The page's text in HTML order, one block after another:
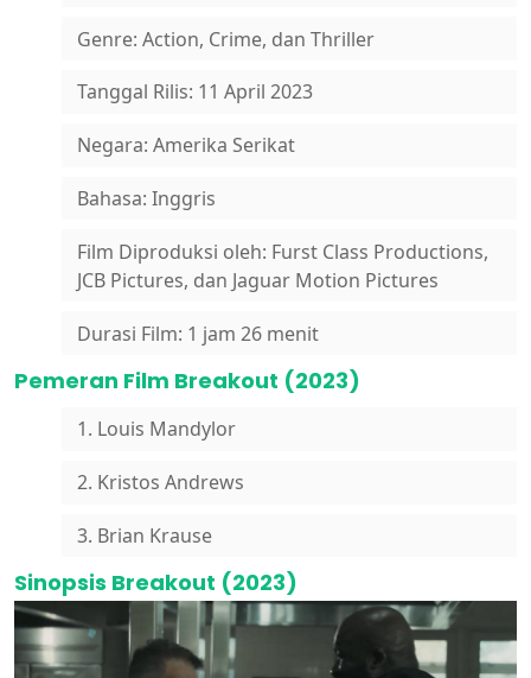
Genre: Action, Crime, dan Thriller
Tanggal Rilis: 11 April 2023
Negara: Amerika Serikat
Bahasa: Inggris
Film Diproduksi oleh: Furst Class Productions,
JCB Pictures, dan Jaguar Motion Pictures
Durasi Film: 1 jam 26 menit
Pemeran Film Breakout (2023)
1. Louis Mandylor
2. Kristos Andrews
3. Brian Krause
Sinopsis Breakout (2023)